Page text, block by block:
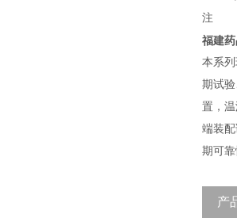
注
福建
本系
期试
置，
端装
期可
产